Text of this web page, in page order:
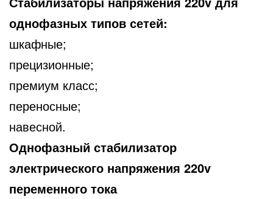
однофазных типов сетей:
шкафные;
прецизионные;
премиум класс;
переносные;
навесной.
Однофазный стабилизатор
электрического напряжения 220v
переменного тока